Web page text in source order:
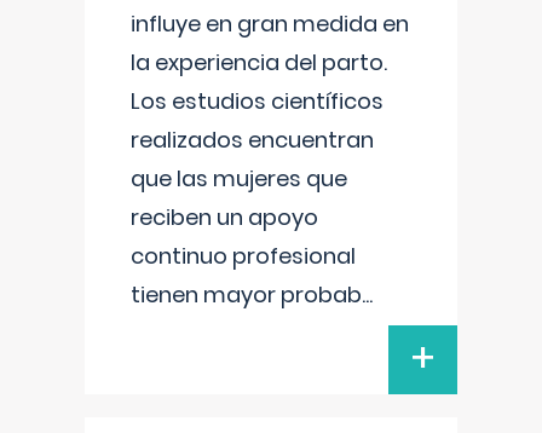
influye en gran medida en
la experiencia del parto.
Los estudios científicos
realizados encuentran
que las mujeres que
reciben un apoyo
continuo profesional
tienen mayor probab...
+